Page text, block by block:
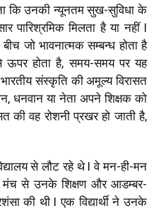
कि उनकी न्यूनतम सुख-सुविधा के
पारिश्रमिक मिलता है या नहीं l
जो भावनात्मक सम्बन्ध होता है
होता है, समय-समय पर यह
संस्कृति की अमूल्य विरासत
धनवान या नेता अपने शिक्षक को
की वह रोशनी प्रखर हो जाती है,
से लौट रहे थे l वे मन-ही-मन
मंच से उनके शिक्षण और आडम्बर-
की थी l एक विद्यार्थी ने उनके